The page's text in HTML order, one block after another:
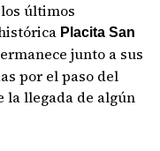
últimos
Placita San
junto a sus
por el paso del
la llegada de algún